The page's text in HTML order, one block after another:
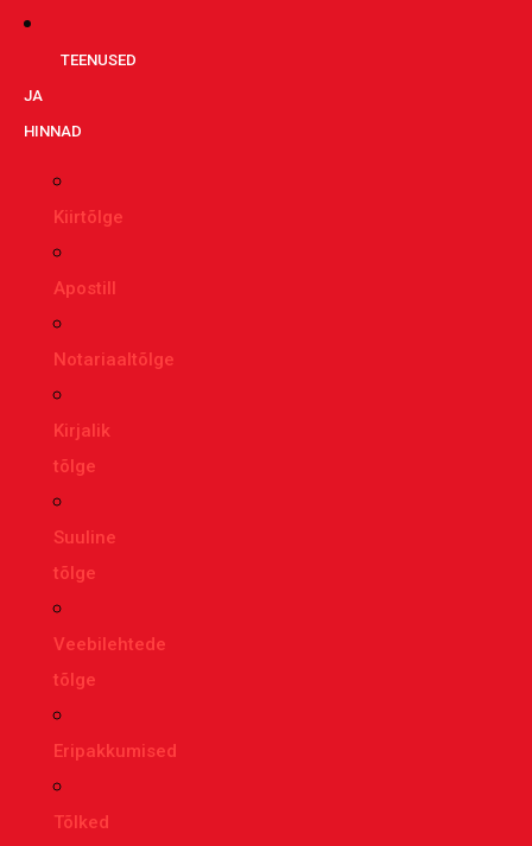
TEENUSED
JA
HINNAD
Kiirtõlge
Apostill
Notariaaltõlge
Kirjalik
tõlge
Suuline
tõlge
Veebilehtede
tõlge
Eripakkumised
Tõlked